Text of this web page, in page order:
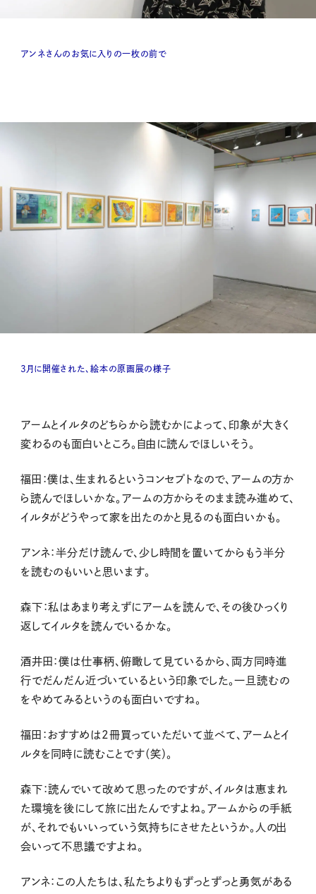
アンネさんのお気に入りの一枚の前で
3月に開催された、絵本の原画展の様子
アームとイルタのどちらから読むかによって、印象が大きく
変わるのも面白いところ。自由に読んでほしいそう。
福田：僕は、生まれるというコンセプトなので、アームの方か
ら読んでほしいかな。アームの方からそのまま読み進めて、
イルタがどうやって家を出たのかと見るのも面白いかも。
アンネ：半分だけ読んで、少し時間を置いてからもう半分
を読むのもいいと思います。
森下：私はあまり考えずにアームを読んで、その後ひっくり
返してイルタを読んでいるかな。
酒井田：僕は仕事柄、俯瞰して見ているから、両方同時進
行でだんだん近づいているという印象でした。一旦読むの
をやめてみるというのも面白いですね。
福田：おすすめは2冊買っていただいて並べて、アームとイ
ルタを同時に読むことです（笑）。
森下：読んでいて改めて思ったのですが、イルタは恵まれ
た環境を後にして旅に出たんですよね。アームからの手紙
が、それでもいいっていう気持ちにさせたというか。人の出
会いって不思議ですよね。
アンネ：この人たちは、私たちよりもずっとずっと勇気がある